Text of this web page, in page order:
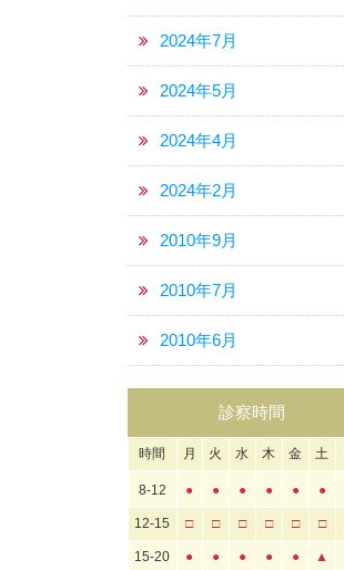
2024年7月
2024年5月
2024年4月
2024年2月
2010年9月
2010年7月
2010年6月
診察時間
時間 月 火 水 木 金 土
8-12 ● ● ● ● ● ●
12-15 □ □ □ □ □ □
15-20 ● ● ● ● ● ▲